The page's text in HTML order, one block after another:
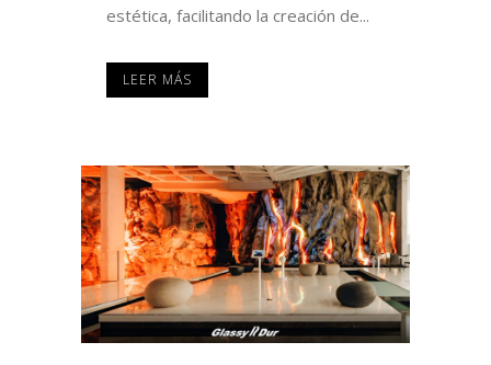
estética, facilitando la creación de...
LEER MÁS